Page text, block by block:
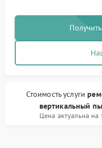
Стоимость услуги
вертикальный
Цена актуальна